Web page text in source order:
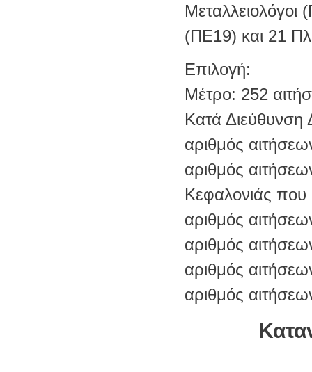
(ΠΕ19) και 21
Επιλογή:
Μέτρο: 252
Κατά Διεύθυνση
αριθμός
αριθμός
Κεφαλονιάς που
αριθμός
αριθμός
αριθμός
αριθμός